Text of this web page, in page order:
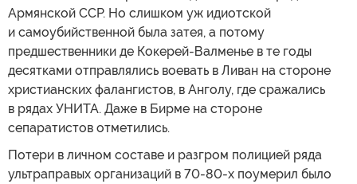
Армянской ССР. Но слишком уж идиотской
и самоубийственной была затея, а потому
предшественники де Кокерей-Валменье в те годы
десятками отправлялись воевать в Ливан на стороне
христианских фалангистов, в Анголу, где сражались
в рядах УНИТА. Даже в Бирме на стороне
сепаратистов отметились.
Потери в личном составе и разгром полицией ряда
ультраправых организаций в 70-80-х поумерил было